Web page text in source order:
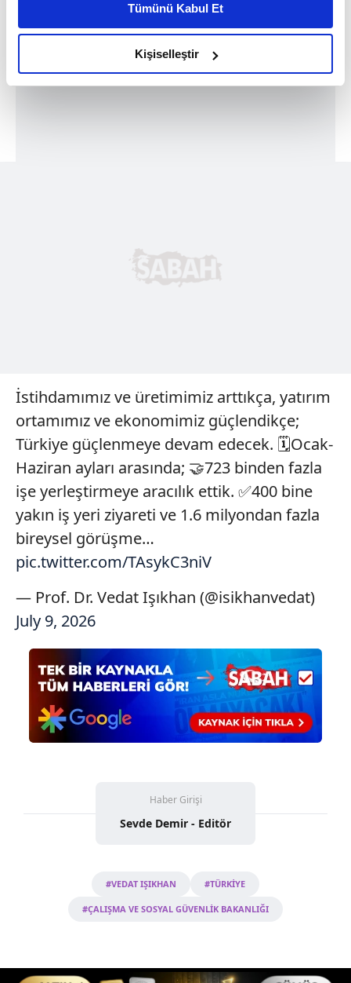
daha iyi reklam deneyimi yaşatabiliriz. Bunu yaparken
amacımızın size daha iyi bir reklam deneyimi sunmak
olduğunu ve sizlere en iyi içerikleri sunabilmek adına
elimizden gelen çabayı gösterdiğimizi ve bu noktada,
reklamların maliyetlerimizi karşılamak noktasında tek gelir
kullanılmaktadır. Bu çerezler vasıtasıyla çeşitli kişisel
verileriniz işlenmekte olup gerekli olan çerezler bilgi
Çerezlere ilişkin tercihlerinizi aşağıda yer alan panel
vasıtasıyla belirleyebilirsiniz. Çerezlere ilişkin detaylı bilgi
için Ayarlar butonuna tıklayabilir,Çerez Bilgilendirme
Metnimizi ziyaret edebilirsiniz.
6698 sayılı Kişisel Verilerin Korunması Kanunu uyarınca
hazırlanmış Aydınlatma Metnimizi okumak ve sitemizde
ilgili mevzuata uygun olarak kullanılan çerezlerle ilgili bilgi
almak için lütfentıklayınız.
Tümünü Kabul Et
Kişiselleştir
İstihdamımız ve üretimimiz arttıkça, yatırım
ortamımız ve ekonomimiz güçlendikçe;
Türkiye güçlenmeye devam edecek. 🗓️Ocak-
Haziran ayları arasında; 🤝723 binden fazla
işe yerleştirmeye aracılık ettik. ✅400 bine
yakın iş yeri ziyareti ve 1.6 milyondan fazla
bireysel görüşme…
pic.twitter.com/TAsykC3niV
— Prof. Dr. Vedat Işıkhan (@isikhanvedat)
July 9, 2026
Haber Girişi
Sevde Demir - Editör
#VEDAT IŞIKHAN #TÜRKİYE
#ÇALIŞMA VE SOSYAL GÜVENLİK BAKANLIĞI